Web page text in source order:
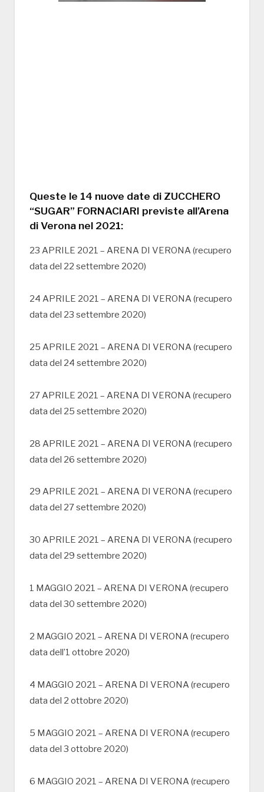
Queste le 14 nuove date di ZUCCHERO
“SUGAR” FORNACIARI previste all’Arena
di Verona nel 2021:
23 APRILE 2021 – ARENA DI VERONA (recupero
data del 22 settembre 2020)
24 APRILE 2021 – ARENA DI VERONA (recupero
data del 23 settembre 2020)
25 APRILE 2021 – ARENA DI VERONA (recupero
data del 24 settembre 2020)
27 APRILE 2021 – ARENA DI VERONA (recupero
data del 25 settembre 2020)
28 APRILE 2021 – ARENA DI VERONA (recupero
data del 26 settembre 2020)
29 APRILE 2021 – ARENA DI VERONA (recupero
data del 27 settembre 2020)
30 APRILE 2021 – ARENA DI VERONA (recupero
data del 29 settembre 2020)
1 MAGGIO 2021 – ARENA DI VERONA (recupero
data del 30 settembre 2020)
2 MAGGIO 2021 – ARENA DI VERONA (recupero
data dell’1 ottobre 2020)
4 MAGGIO 2021 – ARENA DI VERONA (recupero
data del 2 ottobre 2020)
5 MAGGIO 2021 – ARENA DI VERONA (recupero
data del 3 ottobre 2020)
6 MAGGIO 2021 – ARENA DI VERONA (recupero